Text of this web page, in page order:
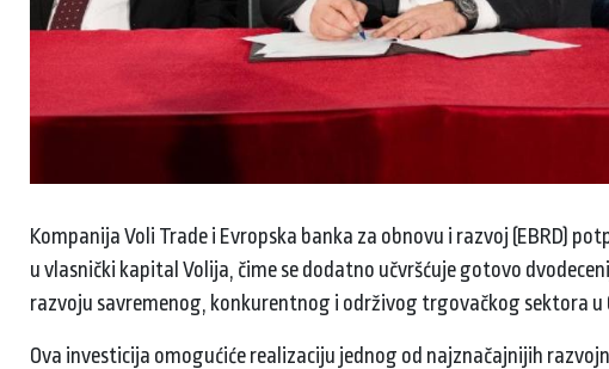
Kompanija Voli Trade i Evropska banka za obnovu i razvoj (EBRD)
u vlasnički kapital Volija, čime se dodatno učvršćuje gotovo
razvoju savremenog, konkurentnog i održivog trgovačkog sektora u
Ova investicija omogućiće realizaciju jednog od najznačajnijih